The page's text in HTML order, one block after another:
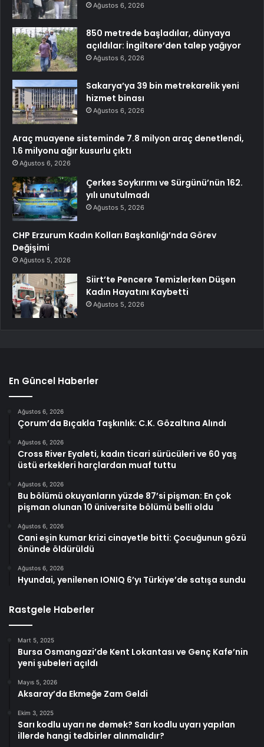
Ağustos 6, 2026
850 metrede başladılar, dünyaya
açıldılar: İngiltere’den talep yağıyor
Ağustos 6, 2026
Sakarya’ya 39 bin metrekarelik yeni
hizmet binası
Ağustos 6, 2026
Araç muayene sisteminde 7.8 milyon araç denetlendi,
1.6 milyonu ağır kusurlu çıktı
Ağustos 6, 2026
Çerkes Soykırımı ve Sürgünü’nün 162.
yılı unutulmadı
Ağustos 5, 2026
CHP Erzurum Kadın Kolları Başkanlığı’nda Görev
Değişimi
Ağustos 5, 2026
Siirt’te Pencere Temizlerken Düşen
Kadın Hayatını Kaybetti
Ağustos 5, 2026
En Güncel Haberler
Ağustos 6, 2026
Çorum’da Bıçakla Taşkınlık: C.K. Gözaltına Alındı
Ağustos 6, 2026
Cross River Eyaleti, kadın ticari sürücüleri ve 60 yaş
üstü erkekleri harçlardan muaf tuttu
Ağustos 6, 2026
Bu bölümü okuyanların yüzde 87’si pişman: En çok
pişman olunan 10 üniversite bölümü belli oldu
Ağustos 6, 2026
Cani eşin kumar krizi cinayetle bitti: Çocuğunun gözü
önünde öldürüldü
Ağustos 6, 2026
Hyundai, yenilenen IONIQ 6’yı Türkiye’de satışa sundu
Rastgele Haberler
Mart 5, 2025
Bursa Osmangazi’de Kent Lokantası ve Genç Kafe’nin
yeni şubeleri açıldı
Mayıs 5, 2026
Aksaray’da Ekmeğe Zam Geldi
Ekim 3, 2025
Sarı kodlu uyarı ne demek? Sarı kodlu uyarı yapılan
illerde hangi tedbirler alınmalıdır?